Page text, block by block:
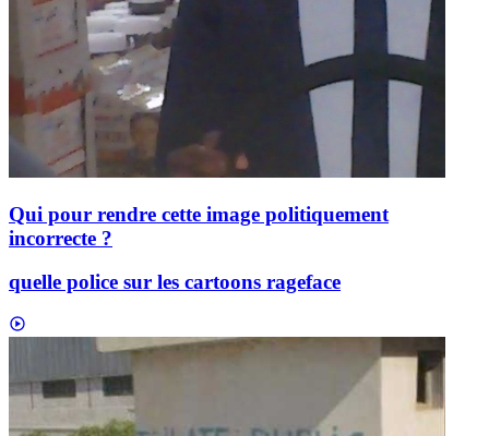
Qui pour rendre cette image politiquement
incorrecte ?
quelle police sur les cartoons rageface